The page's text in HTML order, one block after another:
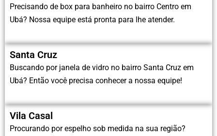
Precisando de box para banheiro no bairro Centro em
Ubá? Nossa equipe está pronta para lhe atender.
Santa Cruz
Buscando por janela de vidro no bairro Santa Cruz em
Ubá? Então você precisa conhecer a nossa equipe!
Vila Casal
Procurando por espelho sob medida na sua região?